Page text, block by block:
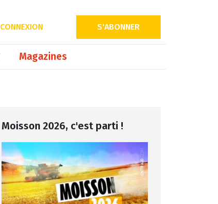
CONNEXION S'ABONNER
Magazines
Moisson 2026, c'est parti !